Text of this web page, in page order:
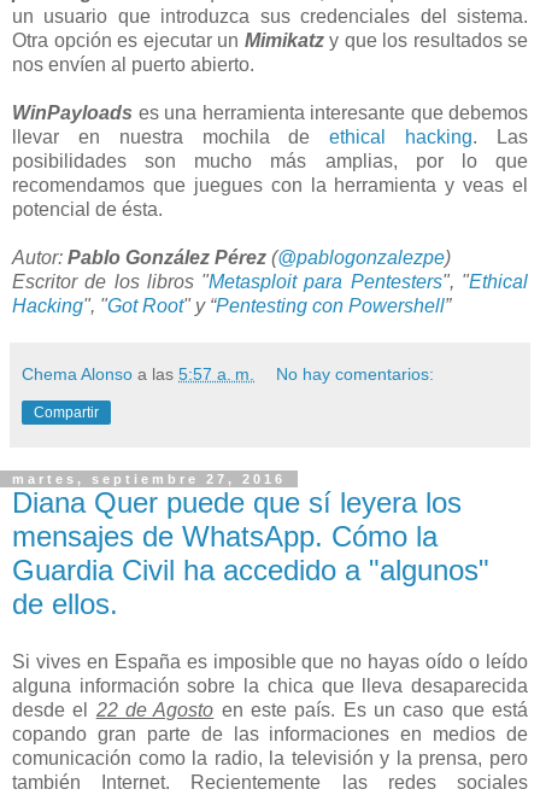
un usuario que introduzca sus credenciales del sistema.
Otra opción es ejecutar un Mimikatzy que los resultados se
nos envíen al puerto abierto.
WinPayloads es una herramienta interesante que debemos
llevar en nuestra mochila deethical hacking. Las
posibilidades son mucho más amplias, por lo que
recomendamos que juegues con la herramienta y veas el
potencial de ésta.
Autor: Pablo González Pérez (@pablogonzalezpe)
Escritor de los libros "Metasploit para Pentesters", "Ethical
Hacking", "Got Root" y “Pentesting con Powershell”
Chema Alonso a las 5:57 a. m. No hay comentarios:
Compartir
martes, septiembre 27, 2016
Diana Quer puede que sí leyera los
mensajes de WhatsApp. Cómo la
Guardia Civil ha accedido a "algunos"
de ellos.
Si vives en España es imposible que no hayas oído o leído
alguna información sobre la chica que lleva desaparecida
desde el 22 de Agosto en este país. Es un caso que está
copando gran parte de las informaciones en medios de
comunicación como la radio, la televisión y la prensa, pero
también Internet. Recientemente las redes sociales